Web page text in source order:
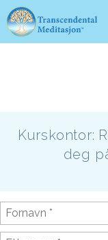
Kurskontor:
deg